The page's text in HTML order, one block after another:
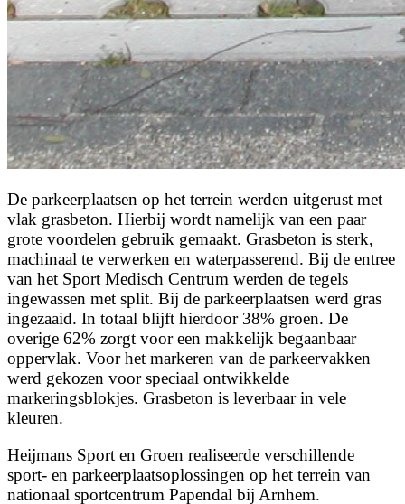
De parkeerplaatsen op het terrein werden uitgerust met
vlak grasbeton. Hierbij wordt namelijk van een paar
grote voordelen gebruik gemaakt. Grasbeton is sterk,
machinaal te verwerken en waterpasserend. Bij de entree
van het Sport Medisch Centrum werden de tegels
ingewassen met split. Bij de parkeerplaatsen werd gras
ingezaaid. In totaal blijft hierdoor 38% groen. De
overige 62% zorgt voor een makkelijk begaanbaar
oppervlak. Voor het markeren van de parkeervakken
werd gekozen voor speciaal ontwikkelde
markeringsblokjes. Grasbeton is leverbaar in vele
kleuren.
Heijmans Sport en Groen realiseerde verschillende
sport- en parkeerplaatsoplossingen op het terrein van
nationaal sportcentrum Papendal bij Arnhem.